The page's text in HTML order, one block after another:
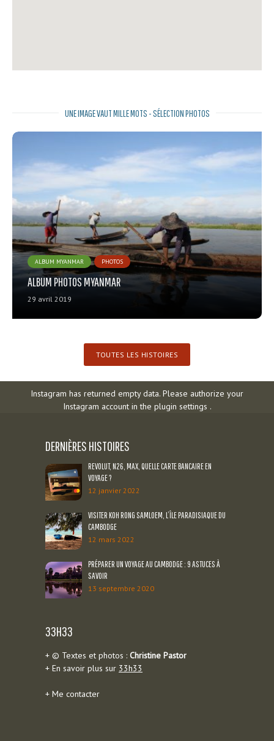
UNE IMAGE VAUT MILLE MOTS - SÉLECTION PHOTOS
ALBUM MYANMAR PHOTOS
ALBUM PHOTOS MYANMAR
29 avril 2019
TOUTES LES HISTOIRES
Instagram has returned empty data. Please authorize your
Instagram account in the plugin settings .
DERNIÈRES HISTOIRES
REVOLUT, N26, MAX, QUELLE CARTE BANCAIRE EN
VOYAGE ?
12 janvier 2022
VISITER KOH RONG SAMLOEM, L’ÎLE PARADISIAQUE DU
CAMBODGE
12 mars 2022
PRÉPARER UN VOYAGE AU CAMBODGE : 9 ASTUCES À
SAVOIR
13 septembre 2020
33H33
+ © Textes et photos : Christine Pastor
+ En savoir plus sur 33h33
+ Me contacter